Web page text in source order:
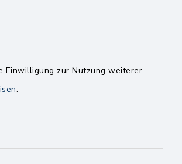
Einwilligung zur Nutzung weiterer
.